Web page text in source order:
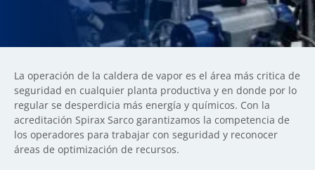
La operación de la caldera de vapor es el área más critica de
seguridad en cualquier planta productiva y en donde por lo
regular se desperdicia más energía y químicos. Con la
acreditación Spirax Sarco garantizamos la competencia de
los operadores para trabajar con seguridad y reconocer
áreas de optimización de recursos.